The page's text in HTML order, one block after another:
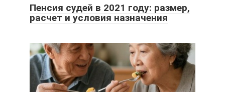
Пенсия судей в 2021 году: размер,
расчет и условия назначения